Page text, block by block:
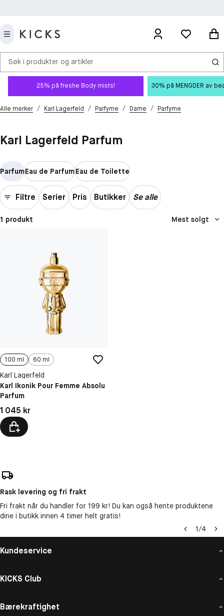
Søk i produkter og artikler
25% på freshe Body mists! 30% på MENGDER av
Alle merker / Karl Lagerfeld / Parfyme / Dame / Parfyme
Karl Lagerfeld Parfum
ParfumEau de ParfumEau de Toilette
Filtre Serier Pris Butikker Se alle
1 produkt Mest solgt
100 ml 60 ml
Karl Lagerfeld
Karl Ikonik Pour Femme Absolu
Parfum
Pris: 1 045 kr
1 045 kr
Rask levering og fri frakt
Fri frakt når du handler for 199 kr! Du kan også hente produktene
dine i butikk innen 4 timer helt gratis!
1/4
Kundeservice
KICKS Club
Bærekraftighet